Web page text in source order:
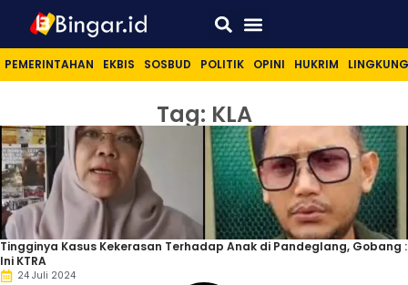
PEMERINTAHAN EKBIS SOSBUD POLITIK OPINI HUKRIM
Tag: KLA
Tingginya Kasus Kekerasan Terhadap Anak di Pandeglang, Gobang :
Ini KTRA
24 Juli 2024